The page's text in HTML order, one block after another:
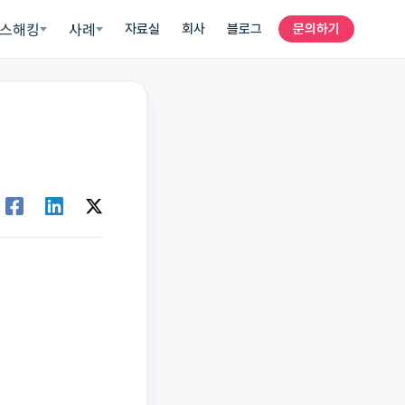
해킹 사례 자료실 회사 블로그 문의하기